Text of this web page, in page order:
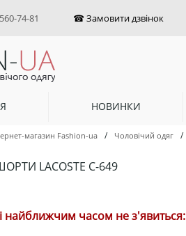
74-81
НОВИНКИ
магазин Fashion-ua / Чоловічий одяг /
LACOSTE С-649
найближчим часом не з'явиться: